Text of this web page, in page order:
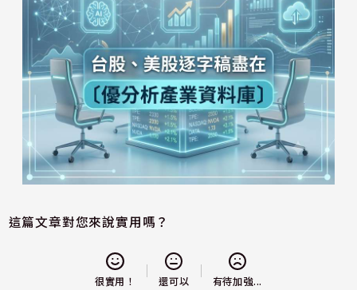
這篇文章對您來說實用嗎？
很實用！ 還可以 有待加強...